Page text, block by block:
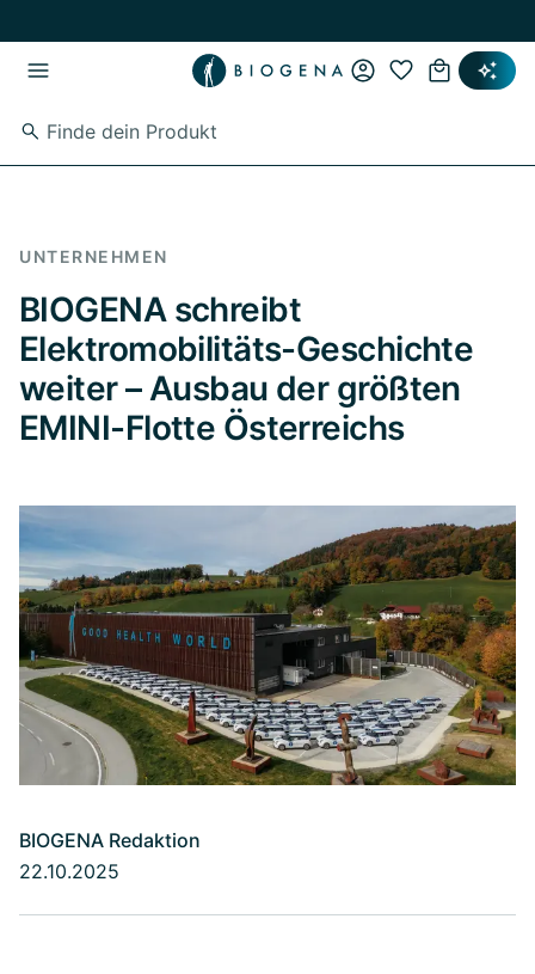
UNTERNEHMEN
BIOGENA schreibt
Elektromobilitäts-Geschichte
weiter – Ausbau der größten
EMINI-Flotte Österreichs
BIOGENA Redaktion
22.10.2025